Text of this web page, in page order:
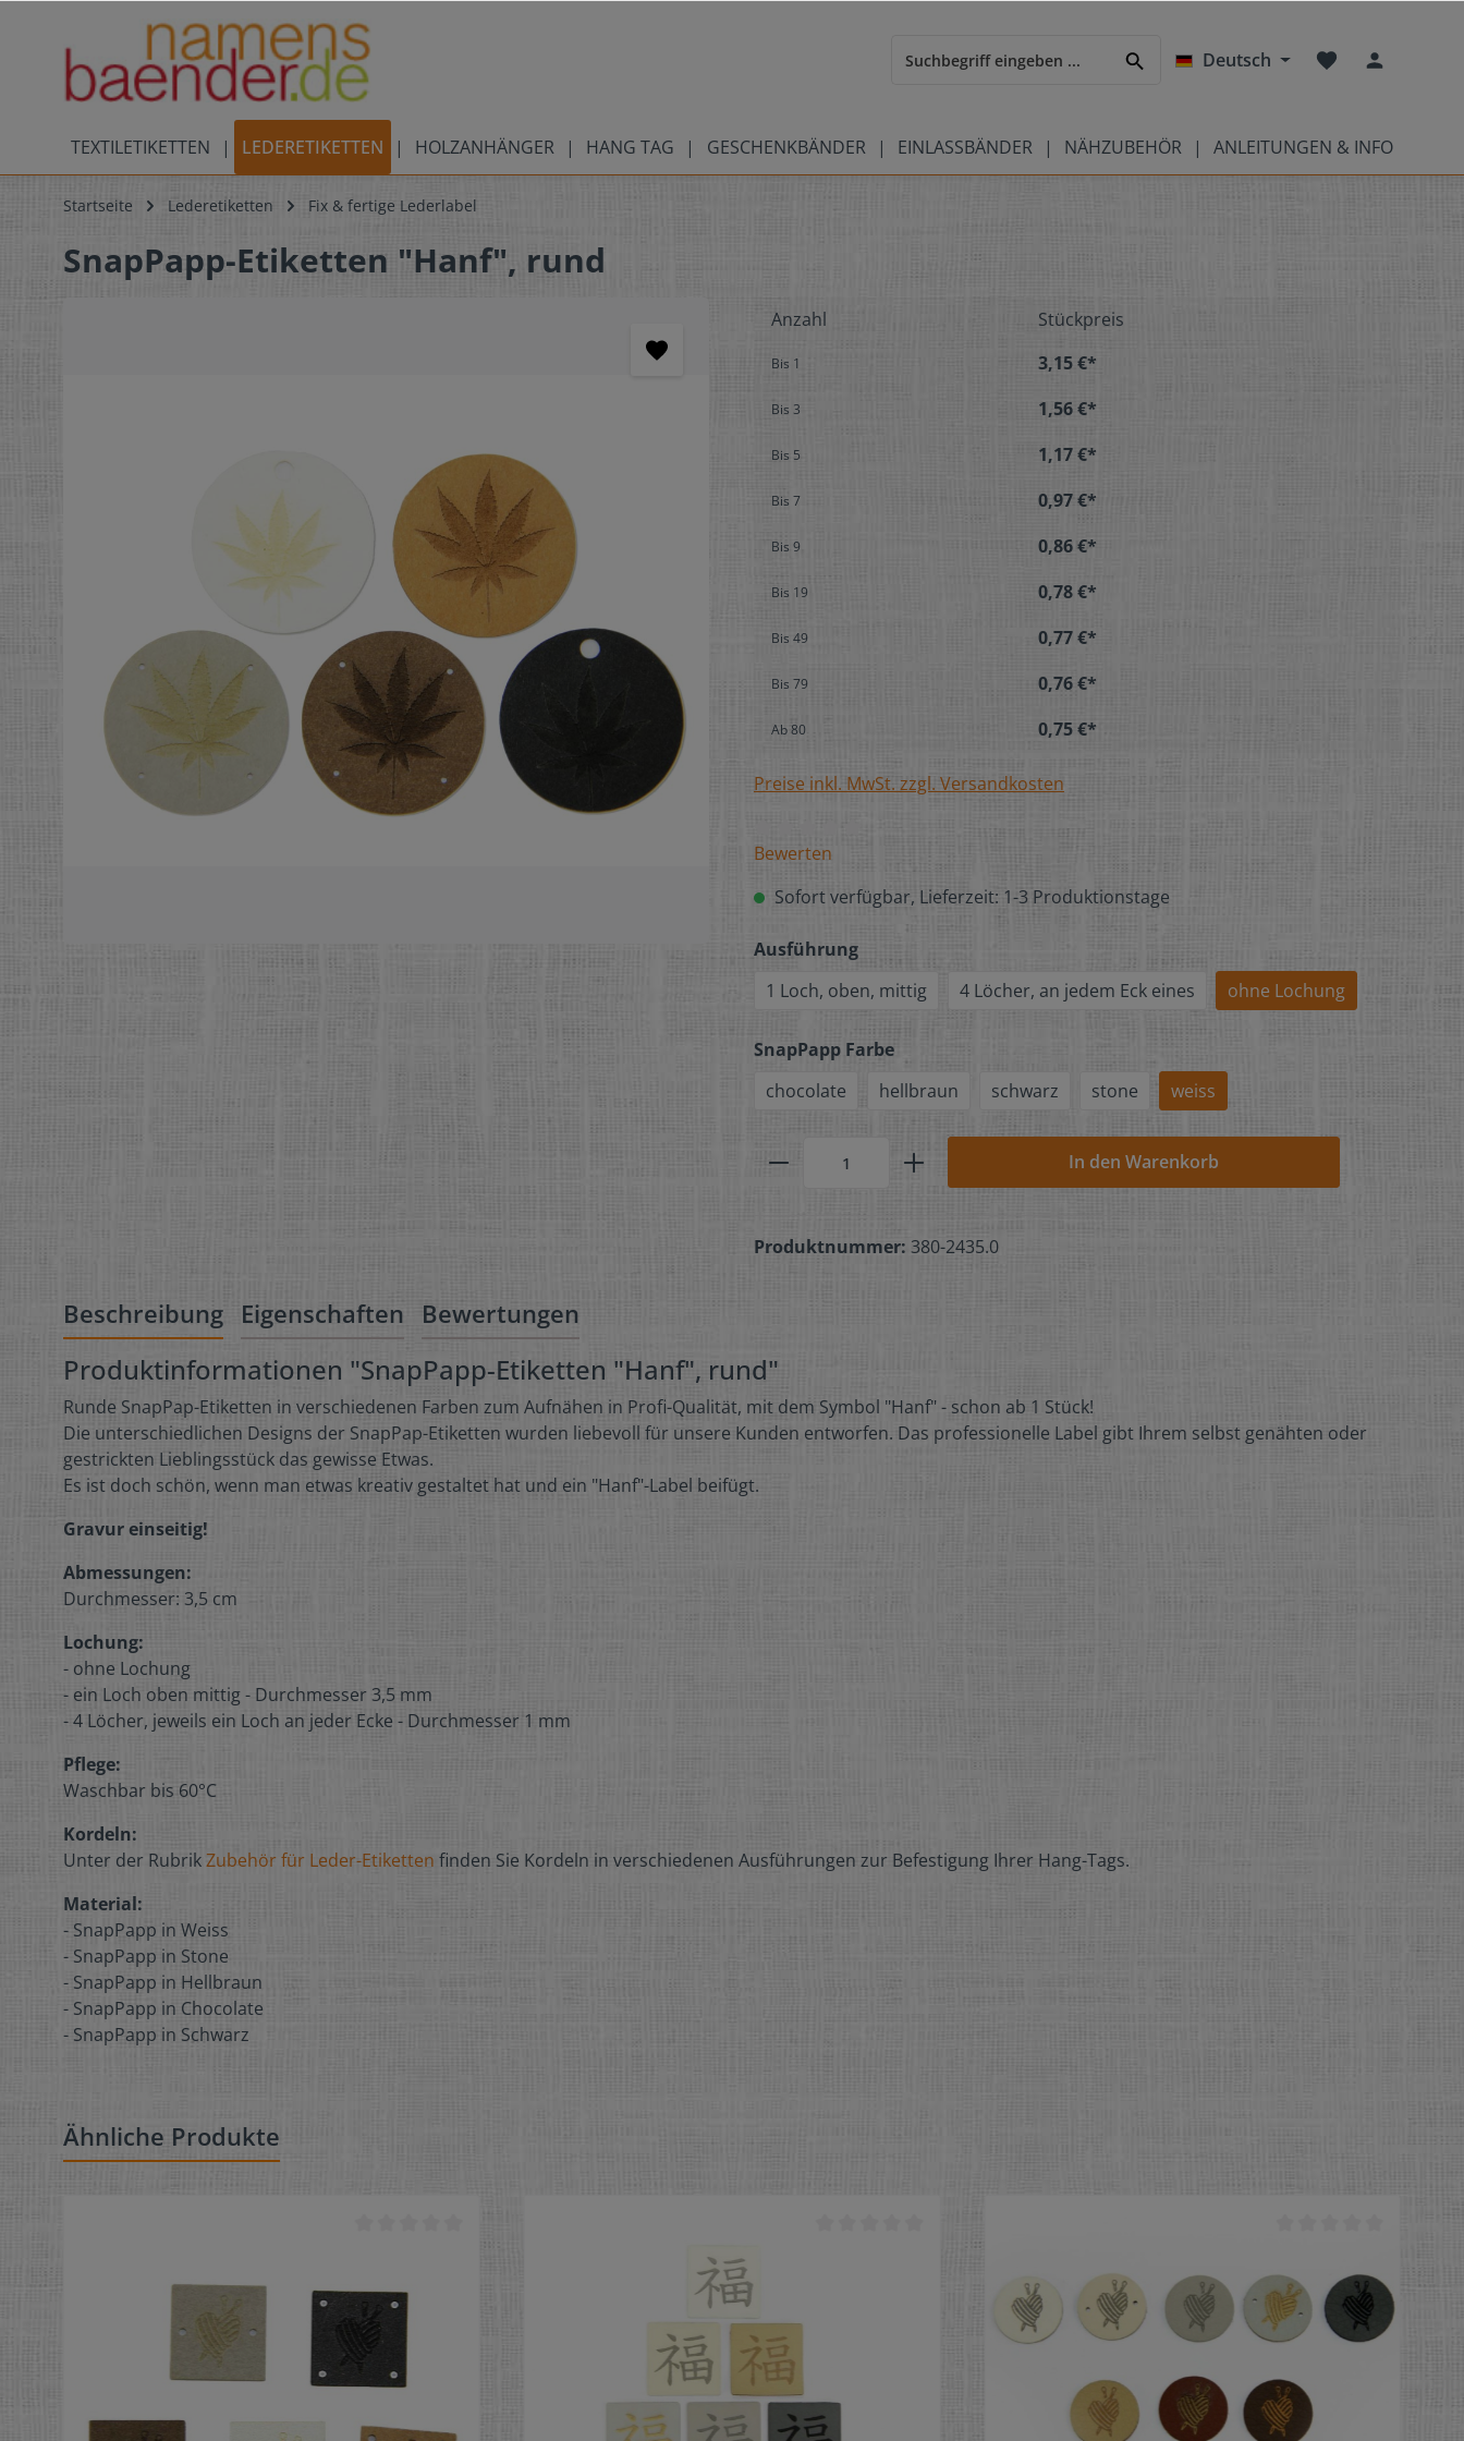
Deutsch
TEXTILETIKETTEN LEDERETIKETTEN HOLZANHÄNGER HANG TAG GESCHENKBÄNDER EINLASSBÄNDER NÄHZUBEHÖR ANLEITUNGEN & INFO
Startseite Lederetiketten Fix & fertige Lederlabel
SnapPapp-Etiketten "Hanf", rund
Anzahl Stückpreis
Bis 1 3,15 €*
Bis 3 1,56 €*
Bis 5 1,17 €*
Bis 7 0,97 €*
Bis 9 0,86 €*
Bis 19 0,78 €*
Bis 49 0,77 €*
Bis 79 0,76 €*
Ab80 0,75 €*
Preise inkl. MwSt. zzgl. Versandkosten
Bewerten
Sofort verfügbar, Lieferzeit: 1-3 Produktionstage
Ausführung
1 Loch, oben, mittig
4 Löcher, an jedem Eck eines ohne Lochung
SnapPapp Farbe
chocolate
hellbraun schwarz stone weiss
In den Warenkorb
Produktnummer: 380-2435.0
Beschreibung Eigenschaften Bewertungen
Produktinformationen "SnapPapp-Etiketten "Hanf", rund"
Runde SnapPap-Etiketten in verschiedenen Farben zum Aufnähen in Profi-Qualität, mit dem Symbol "Hanf" - schon ab 1 Stück!
Die unterschiedlichen Designs der SnapPap-Etiketten wurden liebevoll für unsere Kunden entworfen. Das professionelle Label gibt Ihrem selbst genähten oder
gestrickten Lieblingsstück das gewisse Etwas.
Es ist doch schön, wenn man etwas kreativ gestaltet hat und ein "Hanf"-Label beifügt.
Gravur einseitig!
Abmessungen:
Durchmesser: 3,5 cm
Lochung:
- ohne Lochung
- ein Loch oben mittig - Durchmesser 3,5 mm
- 4 Löcher, jeweils ein Loch an jeder Ecke - Durchmesser 1 mm
Pflege:
Waschbar bis 60°C
Kordeln:
Unter der RubrikZubehör für Leder-Etiketten finden Sie Kordeln in verschiedenen Ausführungen zur Befestigung Ihrer Hang-Tags.
Material:
- SnapPapp in Weiss
- SnapPapp in Stone
- SnapPapp in Hellbraun
- SnapPapp in Chocolate
- SnapPapp in Schwarz
Ähnliche Produkte